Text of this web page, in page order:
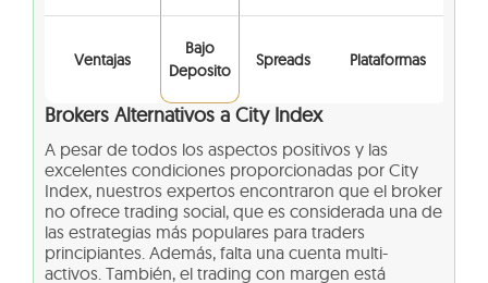
Ventajas
Bajo
Deposito
Spreads Plataformas
Brokers Alternativos a City Index
A pesar de todos los aspectos positivos y las
excelentes condiciones proporcionadas por City
Index, nuestros expertos encontraron que el broker
no ofrece trading social, que es considerada una de
las estrategias más populares para traders
principiantes. Además, falta una cuenta multi-
activos. También, el trading con margen está